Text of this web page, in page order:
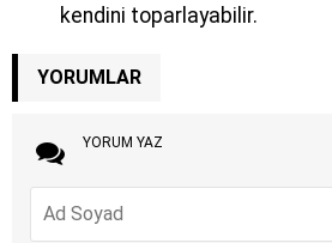
kendini toparlayabilir.
YORUMLAR
YORUM YAZ